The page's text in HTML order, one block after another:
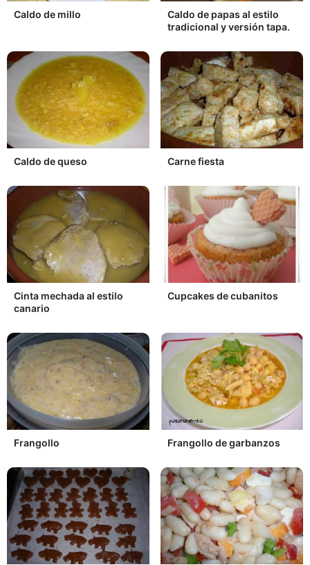
Caldo de millo
Caldo de papas al estilo
tradicional y versión tapa.
Caldo de queso Carne fiesta
Cinta mechada al estilo
canario
Cupcakes de cubanitos
Frangollo Frangollo de garbanzos